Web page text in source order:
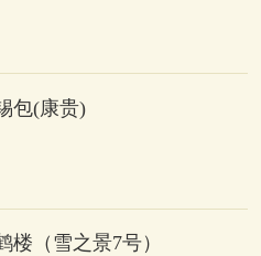
包(康贵)
楼（雪之景7号）